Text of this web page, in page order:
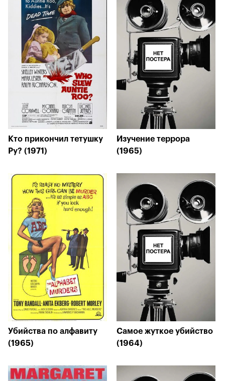
Кто прикончил тетушку
Ру? (1971)
Изучение террора
(1965)
Убийства по алфавиту
(1965)
Самое жуткое убийство
(1964)